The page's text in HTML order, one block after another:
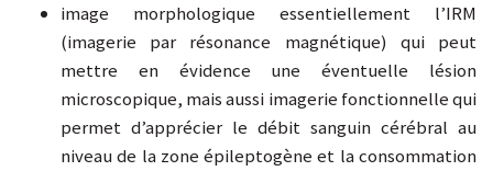
image morphologique essentiellement l’IRM
(imagerie par résonance magnétique) qui peut
mettre en évidence une éventuelle lésion
microscopique, mais aussi imagerie fonctionnelle qui
permet d’apprécier le débit sanguin cérébral au
niveau de la zone épileptogène et la consommation